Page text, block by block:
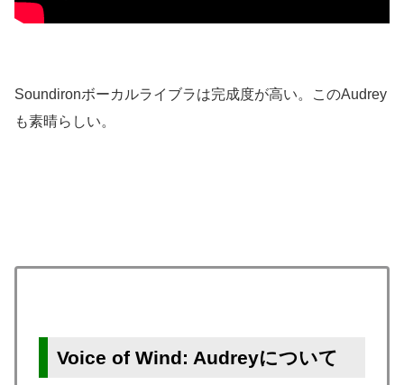
Soundironボーカルライブラは完成度が高い。このAudrey
も素晴らしい。
Voice of Wind: Audreyについて